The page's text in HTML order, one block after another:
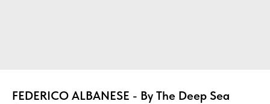
FEDERICO ALBANESE - By The Deep Sea